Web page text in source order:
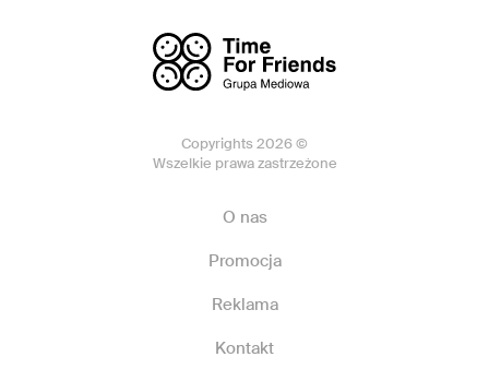
Copyrights 2026 ©
Wszelkie prawa zastrzeżone
O nas
Promocja
Reklama
Kontakt